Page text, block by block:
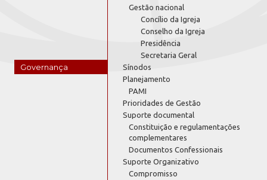
Governança
Gestão nacional
Concílio da Igreja
Conselho da Igreja
Presidência
Secretaria Geral
Sínodos
Planejamento
PAMI
Prioridades de Gestão
Suporte documental
Constituição e regulamentações
complementares
Documentos Confessionais
Suporte Organizativo
Compromisso